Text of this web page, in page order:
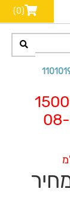
(0)
שים לב! מינימום הזמנה 1500